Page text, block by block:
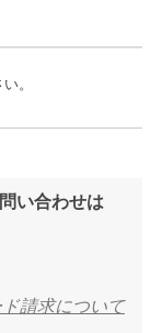
。
い合わせは
請求について